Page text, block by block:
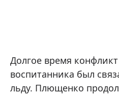
Долгое время
воспитанника был
льду. Плющенко